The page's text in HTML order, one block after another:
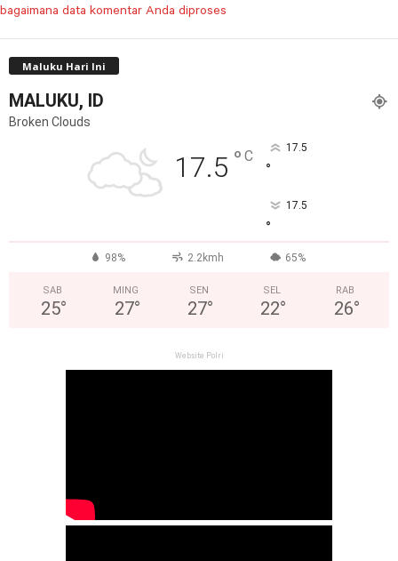
bagaimana data komentar Anda diproses
Maluku Hari Ini
MALUKU, ID
Broken Clouds
17.5 ° C 17.5
°
17.5
°
98% 2.2kmh 65%
SAB
25°
MING
27°
SEN
27°
SEL
22°
RAB
26°
Website Polri